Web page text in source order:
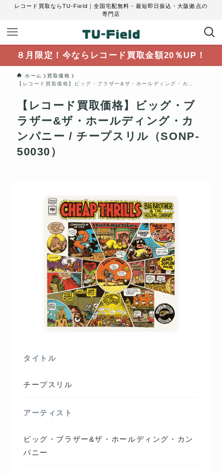
レコード買取ならTU-Field｜全国宅配無料・最短即日振込・大阪拠点の
専門店
８月限定！今ならレコード買取金額20％UP！
ホーム
買取価格
【レコード買取価格】ビッグ・ブラザー&ザ・ホールディング・カンパニー / チープスリル（SONP-50030）
【レコード買取価格】ビッグ・ブ
ラザー&ザ・ホールディング・カ
ンパニー / チープスリル（SONP-
50030）
タイトル
チープスリル
アーティスト
ビッグ・ブラザー&ザ・ホールディング・カン
パニー